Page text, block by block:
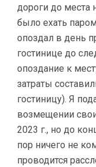
дороги до места
было ехать
опоздал в день
гостинице до
опоздание к
затраты
гостиницу). Я
возмещении
2023 г., но до
пор ничего не
проводится